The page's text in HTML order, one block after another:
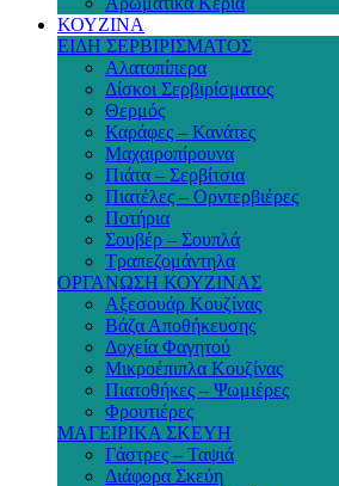
ΚΟΥΖΙΝΑ
ΕΙΔΗ ΣΕΡΒΙΡΙΣΜΑΤΟΣ
Αλατοπίπερα
Δίσκοι Σερβιρίσματος
Θερμός
Καράφες – Κανάτες
Μαχαιροπίρουνα
Πιάτα – Σερβίτσια
Πιατέλες – Ορντερβιέρες
Ποτήρια
Σουβέρ – Σουπλά
Τραπεζομάντηλα
ΟΡΓΑΝΩΣΗ ΚΟΥΖΙΝΑΣ
Αξεσουάρ Κουζίνας
Βάζα Αποθήκευσης
Δοχεία Φαγητού
Μικροέπιπλα Κουζίνας
Πιατοθήκες – Ψωμιέρες
Φρουτιέρες
ΜΑΓΕΙΡΙΚΑ ΣΚΕΥΗ
Γάστρες – Ταψιά
Διάφορα Σκεύη